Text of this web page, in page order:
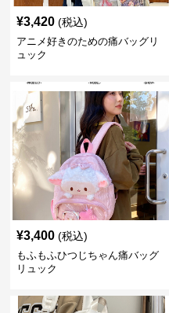
¥3,420 (税込)
アニメ好きのための痛バッグリ
ュック
¥3,400 (税込)
もふもふひつじちゃん痛バッグ
リュック